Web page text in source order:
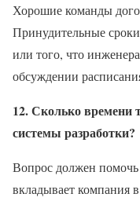
Хорошие команды
Принудительные
или того, что
обсуждении
12. Сколько времени
системы разработки?
Вопрос должен помочь
вкладывает компания